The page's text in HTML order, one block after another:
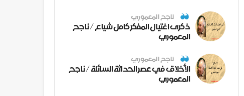
ناجح المعموري
ذكرى اغتيال المفكر كامل شياع / ناجح
المعموري
ناجح المعموري
الأخلاق في عصر الحداثة السائلة / ناجح
المعموري